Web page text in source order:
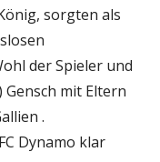
sorgten als
der Spieler und
Gensch mit Eltern
.
Dynamo klar